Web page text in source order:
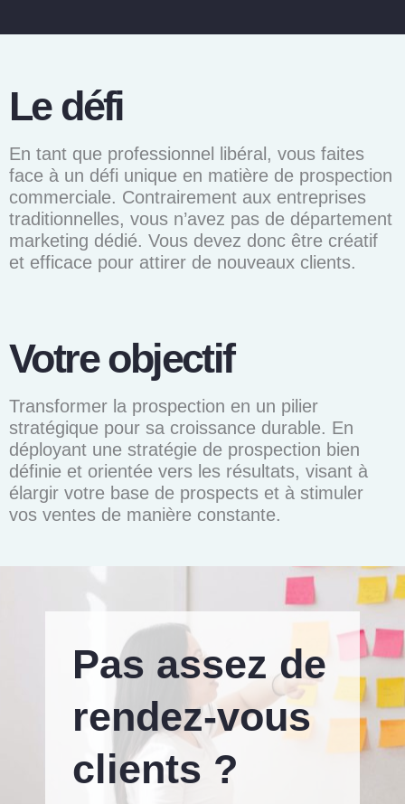
Le défi
En tant que professionnel libéral, vous faites
face à un défi unique en matière de prospection
commerciale. Contrairement aux entreprises
traditionnelles, vous n’avez pas de département
marketing dédié. Vous devez donc être créatif
et efficace pour attirer de nouveaux clients.
Votre objectif
Transformer la prospection en un pilier
stratégique pour sa croissance durable. En
déployant une stratégie de prospection bien
définie et orientée vers les résultats, visant à
élargir votre base de prospects et à stimuler
vos ventes de manière constante.
Pas assez de
rendez-vous
clients ?